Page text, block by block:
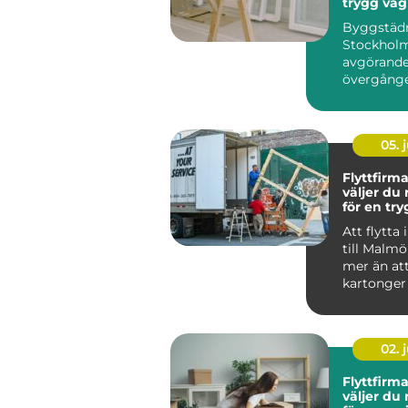
färdig
05.
Flyttfirma
väljer du
för en
Att flytta
till
mer än
kartonger
02.
Flyttfirma
väljer du